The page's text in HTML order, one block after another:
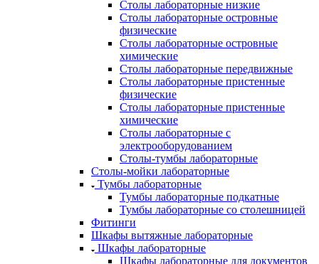
Столы лабораторные низкие
Столы лабораторные островные
физические
Столы лабораторные островные
химические
Столы лабораторные передвижные
Столы лабораторные пристенные
физические
Столы лабораторные пристенные
химические
Столы лабораторные с
электрооборудованием
Столы-тумбы лабораторные
Столы-мойки лабораторные
Тумбы лабораторные
Тумбы лабораторные подкатные
Тумбы лабораторные со столешницей
Фитинги
Шкафы вытяжные лабораторные
Шкафы лабораторные
Шкафы лабораторные для документов